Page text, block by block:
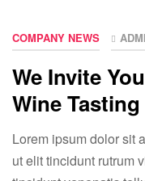
COMPANY NEWS
We Invite
Wine
Lorem ipsum dolor sit
ut elit tincidunt rutrum